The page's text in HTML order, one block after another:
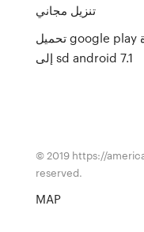
تنزيل مجاني
تحميل google play مباشرة
إلى sd android 7.1
© 2019 https://
reserved.
MAP